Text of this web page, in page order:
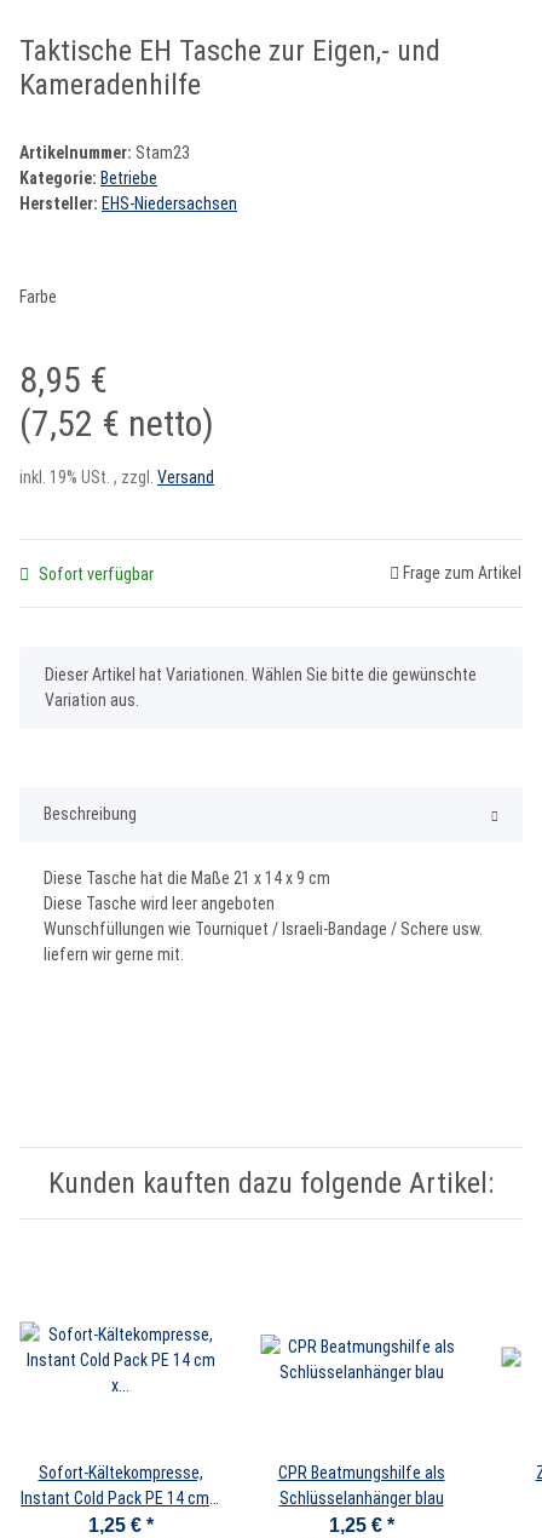
Taktische EH Tasche zur Eigen,- und
Kameradenhilfe
Artikelnummer: Stam23
Kategorie: Betriebe
Hersteller: EHS-Niedersachsen
Farbe
8,95 €
(7,52 € netto)
inkl. 19% USt. , zzgl. Versand
Sofort verfügbar Frage zum Artikel
xDieser Artikel hat Variationen. Wählen Sie bitte die gewünschte
Variation aus.
Beschreibung
Diese Tasche hat die Maße 21 x 14 x 9 cm
Diese Tasche wird leer angeboten
Wunschfüllungen wie Tourniquet / Israeli-Bandage / Schere usw.
liefern wir gerne mit.
Kunden kauften dazu folgende Artikel:
Sofort-Kältekompresse,
Instant Cold Pack PE 14 cm x
18 cm
1,25 € *
CPR Beatmungshilfe als
Schlüsselanhänger blau
1,25 € *